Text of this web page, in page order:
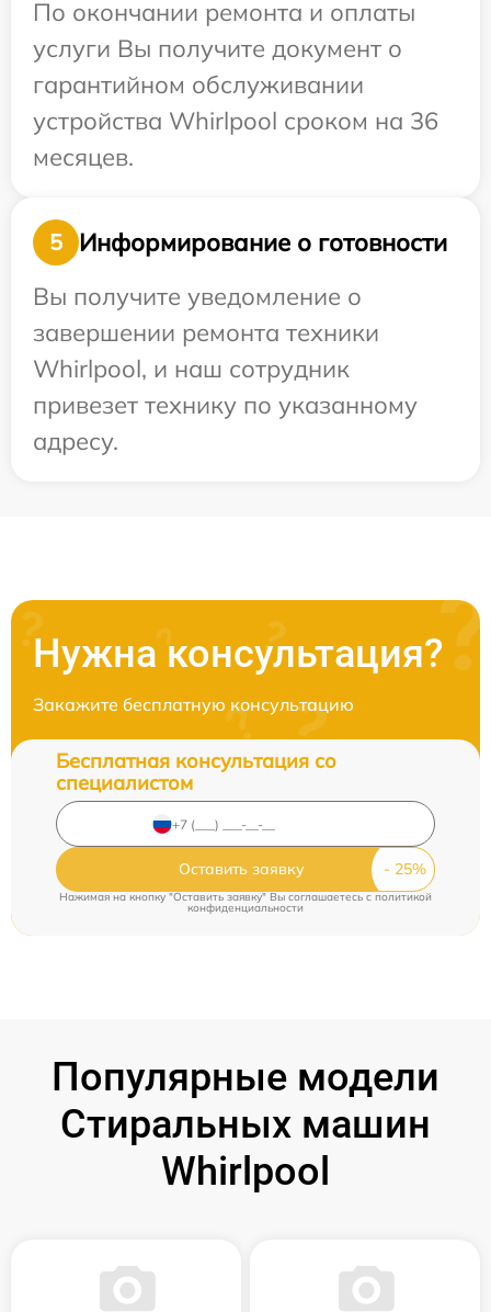
По окончании ремонта и оплаты
услуги Вы получите документ о
гарантийном обслуживании
устройства Whirlpool сроком на 36
месяцев.
5
Информирование о готовности
Вы получите уведомление о
завершении ремонта техники
Whirlpool, и наш сотрудник
привезет технику по указанному
адресу.
Нужна консультация?
Закажите бесплатную консультацию
Бесплатная консультация со
специалистом
Оставить заявку
Нажимая на кнопку "Оставить заявку" Вы соглашаетесь c политикой
конфиденциальности
Популярные модели
Стиральных машин
Whirlpool